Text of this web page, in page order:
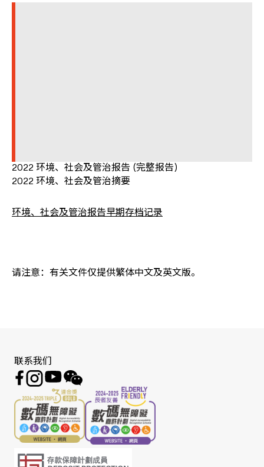
2022 环境、社会及管治报告 (完整报告)
2022 环境、社会及管治摘要
环境、社会及管治报告早期存档记录
请注意：有关文件仅提供繁体中文及英文版。
联系我们